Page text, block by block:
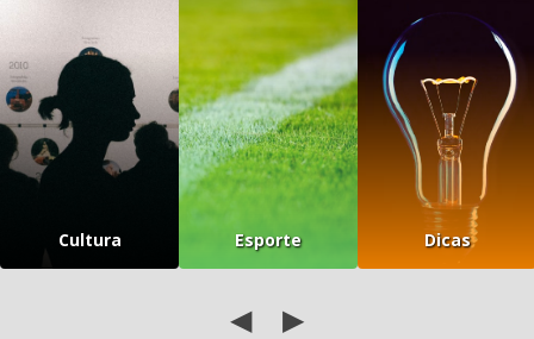
Cultura Esporte Dicas
◀ ▶